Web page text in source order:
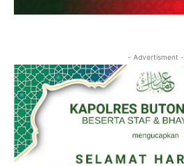
- Advertisment -